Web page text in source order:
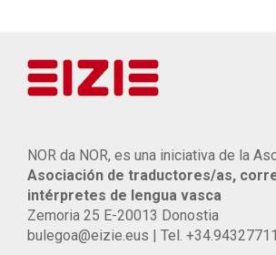
NOR da NOR, es una iniciativa de la
Asociación de traductores/as,
intérpretes de lengua vasca
Zemoria 25 E-20013 Donostia
bulegoa@eizie.eus | Tel.